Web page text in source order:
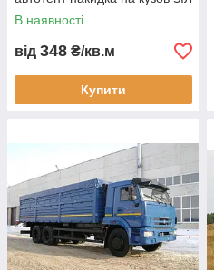
131 водонепроникний тент
700 гм2 для перевезення
В наявності
від 348 ₴/кв.м
Купити